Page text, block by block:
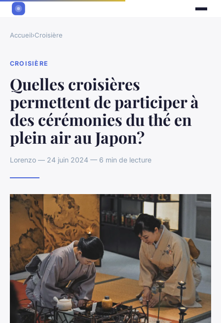
Accueil›Croisière
CROISIÈRE
Quelles croisières
permettent de participer à
des cérémonies du thé en
plein air au Japon?
Lorenzo — 24 juin 2024 — 6 min de lecture